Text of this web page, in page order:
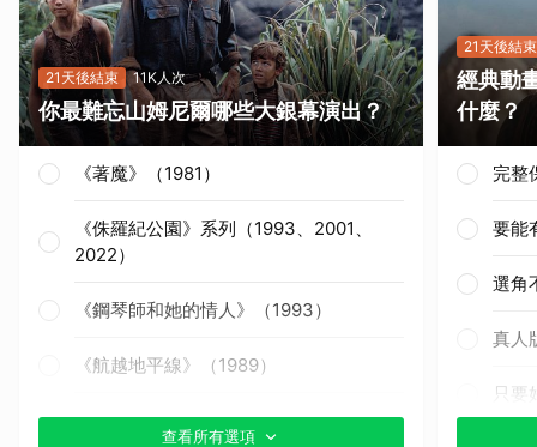
21天後結束 11K人次
你最難忘山姆尼爾哪些大銀幕演出？
《著魔》（1981）
《侏羅紀公園》系列（1993、2001、
2022）
《鋼琴師和她的情人》（1993）
《航越地平線》（1989）
《獵殺紅色十月》（1990）
查看所有選項
21天後結束
經典動
什麼？
完整
要能
選角
真人
只要